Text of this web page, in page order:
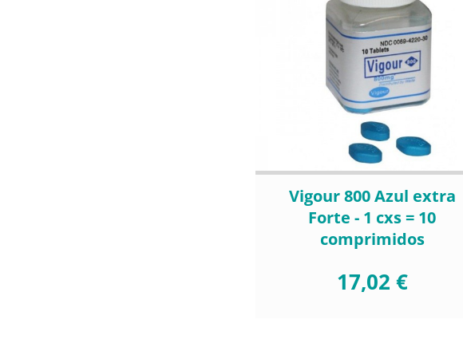
Vigour 800 Azul extra
Forte - 1 cxs = 10
comprimidos
17,02 €